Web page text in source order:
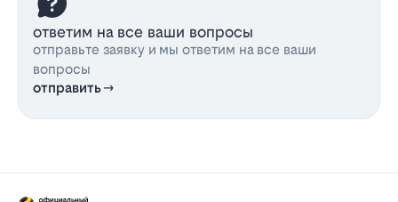
ответим на все ваши вопросы
отправьте заявку и мы ответим на все ваши
вопросы
отправить